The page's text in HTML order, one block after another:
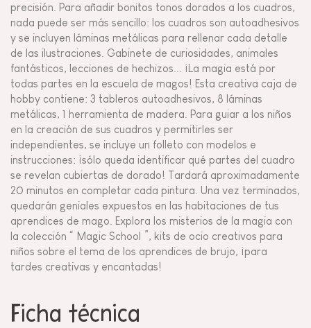
precisión. Para añadir bonitos tonos dorados a los cuadros,
nada puede ser más sencillo: los cuadros son autoadhesivos
y se incluyen láminas metálicas para rellenar cada detalle
de las ilustraciones. Gabinete de curiosidades, animales
fantásticos, lecciones de hechizos... ¡La magia está por
todas partes en la escuela de magos! Esta creativa caja de
hobby contiene: 3 tableros autoadhesivos, 8 láminas
metálicas, 1 herramienta de madera. Para guiar a los niños
en la creación de sus cuadros y permitirles ser
independientes, se incluye un folleto con modelos e
instrucciones: ¡sólo queda identificar qué partes del cuadro
se revelan cubiertas de dorado! Tardará aproximadamente
20 minutos en completar cada pintura. Una vez terminados,
quedarán geniales expuestos en las habitaciones de tus
aprendices de mago. Explora los misterios de la magia con
la colección “ Magic School ”, kits de ocio creativos para
niños sobre el tema de los aprendices de brujo, ¡para
tardes creativas y encantadas!
Ficha técnica